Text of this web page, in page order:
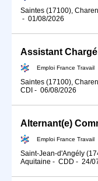
Saintes (17100),
- 01/08/2026
Assistant
Emploi France Travail
Saintes (17100),
CDI - 06/08/2026
Alternant(e)
Emploi France Travail
Saint-Jean-d'Angély
Aquitaine - CDD - 24/